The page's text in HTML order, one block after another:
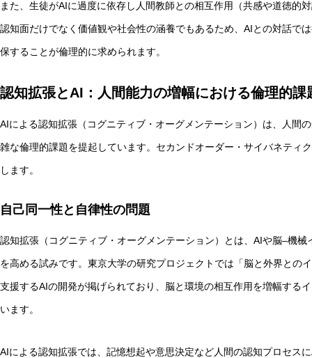
また、生徒がAIに過度に依存し人間教師との相互作用（共感や道徳的
認知面だけでなく価値観や社会性の涵養でもあるため、AIとの対話で
保することが倫理的に求められます。
認知拡張とAI：人間能力の増幅における倫理的課
AIによる認知拡張（コグニティブ・オーグメンテーション）は、人間
雑な倫理的課題を提起しています。セカンドオーダー・サイバネティ
します。
自己同一性と自律性の問題
認知拡張（コグニティブ・オーグメンテーション）とは、AIや脳–機
を高める試みです。東京大学の研究プロジェクトでは「脳と外界との
支援するAIの開発が掲げられており、脳と環境の相互作用を増幅する
います。
AIによる認知拡張では、記憶想起や意思決定など人間の認知プロセス